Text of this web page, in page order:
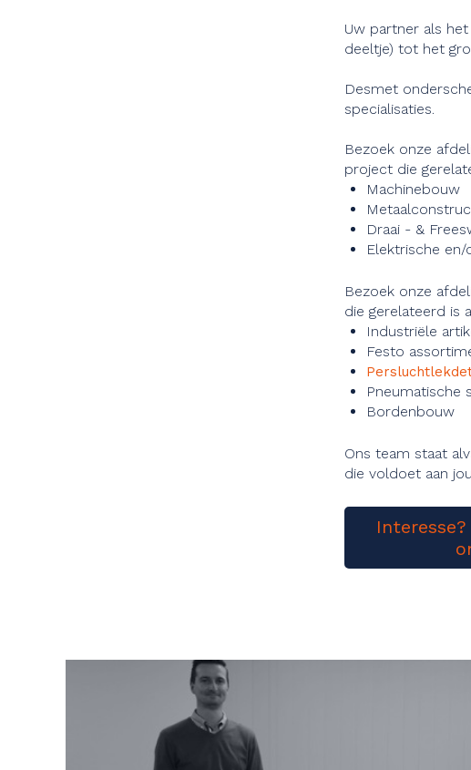
Uw partner als
deeltje) tot het
Desmet
specialisaties.
Bezoek onze
project die
Machinebouw
Draai - &
Elektrische
Bezoek onze
die gerelateerd is
Industriële
Festo
Pneumatische
Bordenbouw
Ons team staat
die voldoet aan